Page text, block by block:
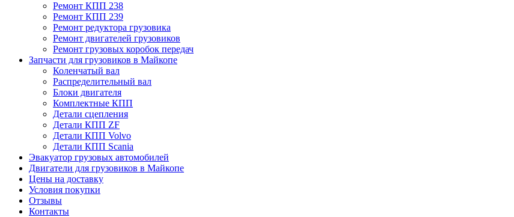
Ремонт КПП 238
Ремонт КПП 239
Ремонт редуктора грузовика
Ремонт двигателей грузовиков
Ремонт грузовых коробок передач
Запчасти для грузовиков в Майкопе
Коленчатый вал
Распределительный вал
Блоки двигателя
Комплектные КПП
Детали сцепления
Детали КПП ZF
Детали КПП Volvo
Детали КПП Scania
Эвакуатор грузовых автомобилей
Двигатели для грузовиков в Майкопе
Цены на доставку
Условия покупки
Отзывы
Контакты